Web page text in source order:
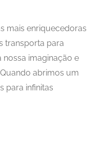
mais enriquecedoras
transporta para
imaginação e
abrimos um
para infinitas